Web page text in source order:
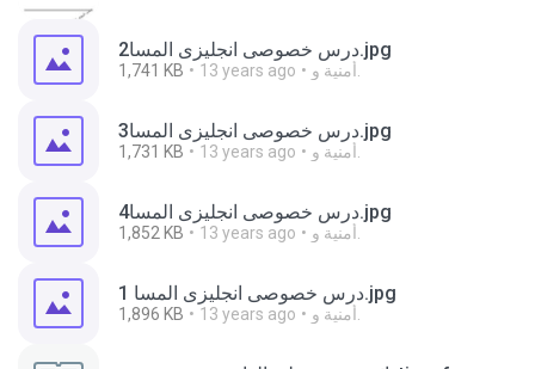
درس خصوصى انجليزى المسا2.jpg
1,741 KB 13 years ago
درس خصوصى انجليزى المسا3.jpg
1,731 KB 13 years ago
درس خصوصى انجليزى المسا4.jpg
1,852 KB 13 years ago
درس خصوصى انجليزى المسا 1.jpg
1,896 KB 13 years ago